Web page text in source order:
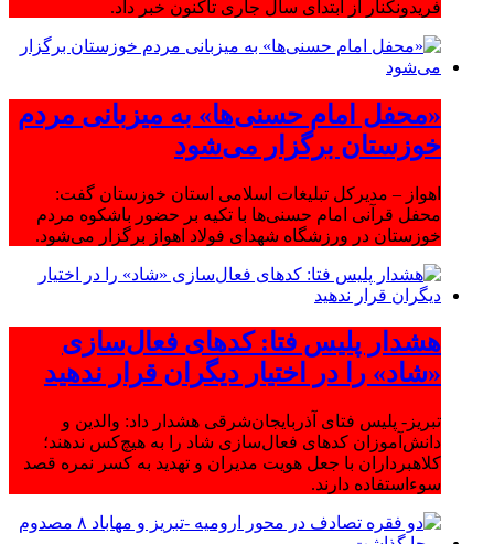
فریدونکنار از ابتدای سال جاری تاکنون خبر داد.
«محفل امام حسنی‌ها» به میزبانی مردم
خوزستان برگزار می‌شود
اهواز – مدیرکل تبلیغات اسلامی استان خوزستان گفت:
محفل قرآنی امام حسنی‌ها با تکیه بر حضور باشکوه مردم
خوزستان در ورزشگاه شهدای فولاد اهواز برگزار می‌شود.
هشدار پلیس فتا: کدهای فعال‌سازی
«شاد» را در اختیار دیگران قرار ندهید
تبریز- پلیس فتای آذربایجان‌شرقی هشدار داد: والدین و
دانش‌آموزان کدهای فعال‌سازی شاد را به هیچ‌کس ندهند؛
کلاهبرداران با جعل هویت مدیران و تهدید به کسر نمره قصد
سوءاستفاده دارند.